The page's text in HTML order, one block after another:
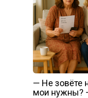
— Не зовёте
мои нужны?